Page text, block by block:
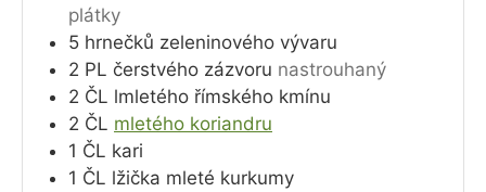
plátky
5 hrnečků zeleninového vývaru
2 PL čerstvého zázvoru nastrouhaný
2 ČL lmletého římského kmínu
2 ČL mletého koriandru
1 ČL kari
1 ČL lžička mleté kurkumy